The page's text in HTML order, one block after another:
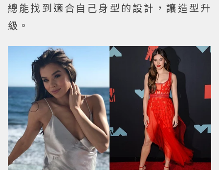
總能找到適合自己身型的設計，讓造型升
級。